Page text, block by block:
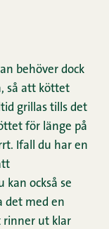
behöver dock
så att köttet
grillas tills det
för länge på
Ifall du har en
kan också se
det med en
rinner ut klar